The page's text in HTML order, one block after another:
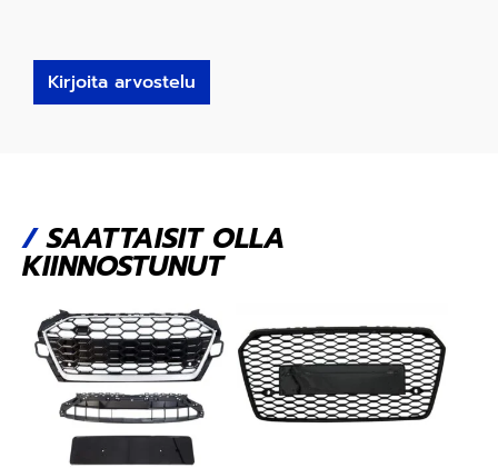
Kirjoita arvostelu
/SAATTAISIT OLLA
KIINNOSTUNUT